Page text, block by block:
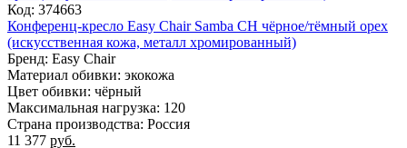
Код: 374663
Конференц-кресло Easy Chair Samba CH чёрное/тёмный орех
(искусственная кожа, металл хромированный)
Бренд: Easy Chair
Материал обивки: экокожа
Цвет обивки: чёрный
Максимальная нагрузка: 120
Страна производства: Россия
11 377 руб.